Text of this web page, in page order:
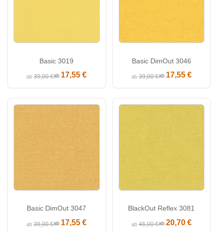
Basic 3019
ab39,00 €ab 17,55 €
Basic DimOut 3046
ab39,00 €ab 17,55 €
Basic DimOut 3047
ab39,00 €ab 17,55 €
BlackOut Reflex 3081
ab46,00 €ab 20,70 €